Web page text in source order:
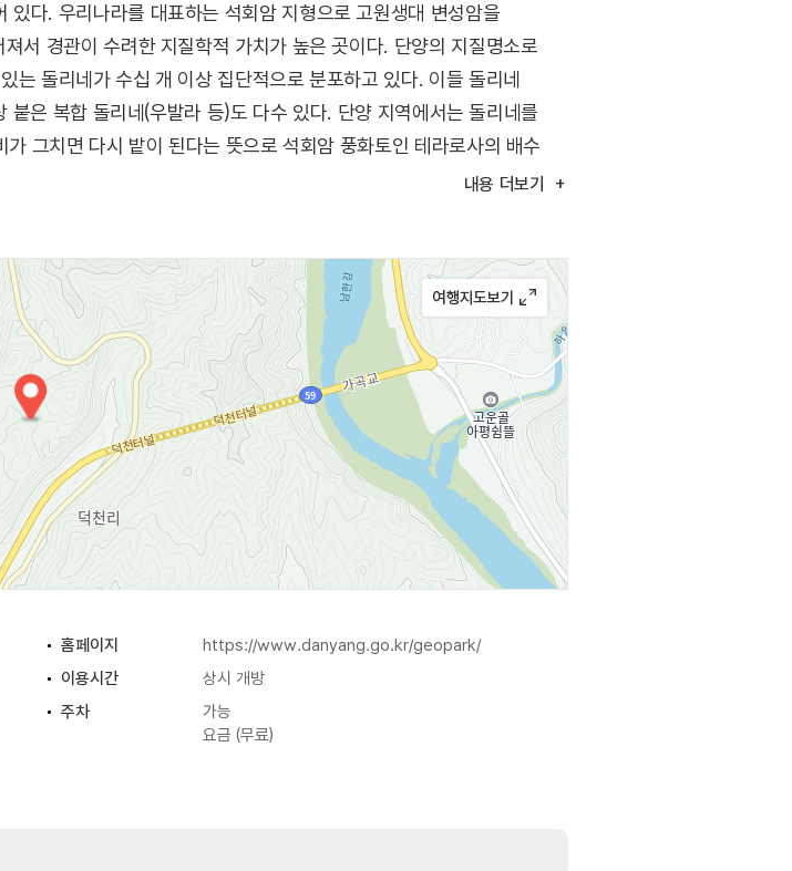
다. 우리나라를 대표하는 석회암 지형으로 고원생대 변성암을
서 경관이 수려한 지질학적 가치가 높은 곳이다. 단양의 지질명소로
는 돌리네가 수십 개 이상 집단적으로 분포하고 있다. 이들 돌리네
은 복합 돌리네(우발라 등)도 다수 있다. 단양 지역에서는 돌리네를
그치면 다시 밭이 된다는 뜻으로 석회암 풍화토인 테라로사의 배수
내용 더보기
홈페이지
https://www.danyang.go.kr/geopark/
이용시간
상시 개방
주차
가능
요금 (무료)